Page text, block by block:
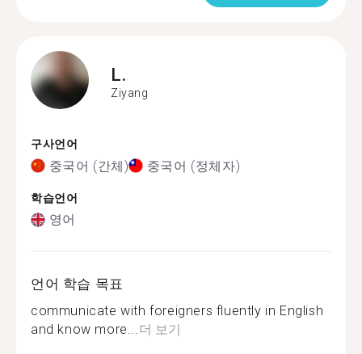
L.
Ziyang
구사언어
중국어 (간체) 중국어 (정체자)
학습언어
영어
언어 학습 목표
communicate with foreigners fluently in English
and know more...더 보기